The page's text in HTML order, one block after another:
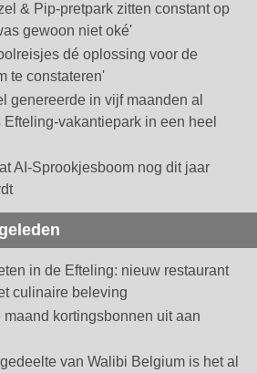
& Pip-pretpark zitten constant op
gewoon niet oké'
dé oplossing voor de
te constateren'
genereerde in vijf maanden al
vakantiepark in een heel
AI-Sprookjesboom nog dit jaar
in de Efteling: nieuw restaurant
culinaire beleving
kortingsbonnen uit aan
van Walibi Belgium is het al